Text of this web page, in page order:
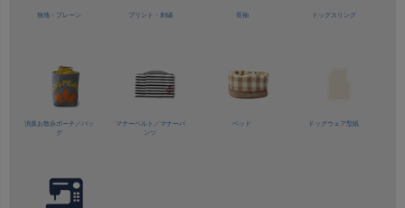
無地・プレーン プリント・刺繍 長袖 ドッグスリング
消臭お散歩ポーチ／バッ
グ
マナーベルト／ マナーパ
ンツ
ベッド ドッグウェア型紙